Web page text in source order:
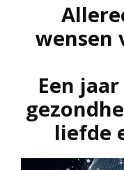
wensen
Een
liefde